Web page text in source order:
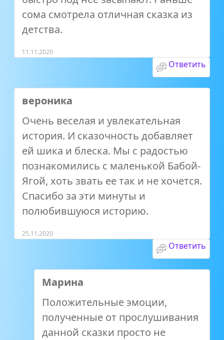
сома смотрела отличная сказка из
детства.
11.11.2020
Ответить
вероника
Очень веселая и увлекательная
история. И сказочность добавляет
ей шика и блеска. Мы с радостью
познакомились с маленькой Бабой-
Ягой, хоть звать ее так и не хочется.
Спасибо за эти минуты и
полюбившуюся историю.
25.11.2020
Ответить
Марина
Положительные эмоции,
полученные от прослушивания
данной сказки просто не